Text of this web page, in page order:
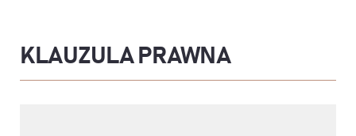
KLAUZULA PRAWNA